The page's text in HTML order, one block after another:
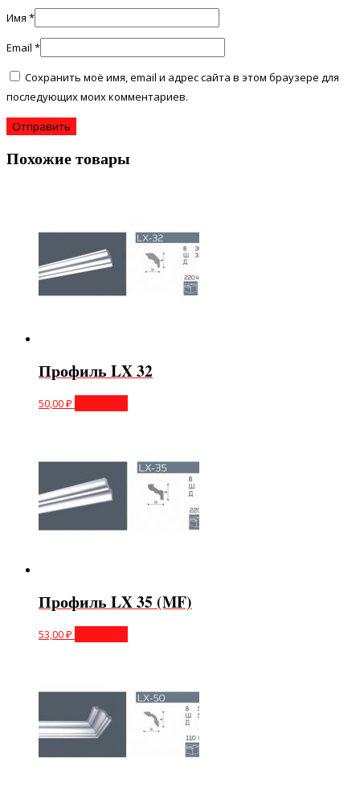
Имя *
Email *
Сохранить моё имя, email и адрес сайта в этом браузере для
последующих моих комментариев.
Похожие товары
Профиль LX 32
50,00₽
Профиль LX 35 (MF)
53,00₽